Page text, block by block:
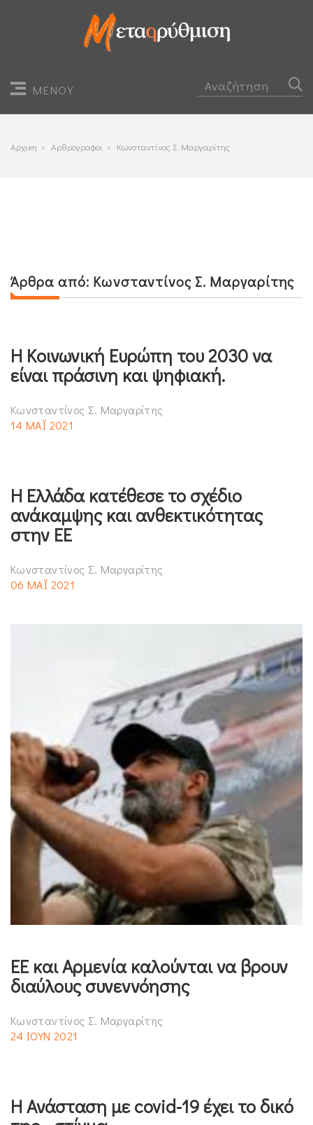
ΜΕΝΟΥ
Αρχικη > Αρθρογραφοι > Κωνσταντίνος Σ. Μαργαρίτης
Άρθρα από: Κωνσταντίνος Σ. Μαργαρίτης
Η Κοινωνική Ευρώπη του 2030 να
είναι πράσινη και ψηφιακή.
Κωνσταντίνος Σ. Μαργαρίτης
14 ΜΑΪ 2021
Η Ελλάδα κατέθεσε το σχέδιο
ανάκαμψης και ανθεκτικότητας
στην ΕΕ
Κωνσταντίνος Σ. Μαργαρίτης
06 ΜΑΪ 2021
ΕΕ και Αρμενία καλούνται να βρουν
διαύλους συνεννόησης
Κωνσταντίνος Σ. Μαργαρίτης
24 ΙΟΥΝ 2021
Η Ανάσταση με covid-19 έχει το δικό